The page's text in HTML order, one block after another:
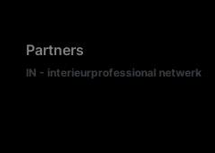
Partners
IN - interieurprofessional netwerk